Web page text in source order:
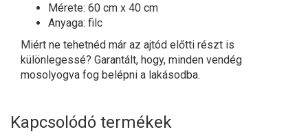
Mérete: 60 cm x 40 cm
Anyaga: filc
Miért ne tehetnéd már az ajtód előtti részt is
különlegessé? Garantált, hogy, minden vendég
mosolyogva fog belépni a lakásodba.
Kapcsolódó termékek